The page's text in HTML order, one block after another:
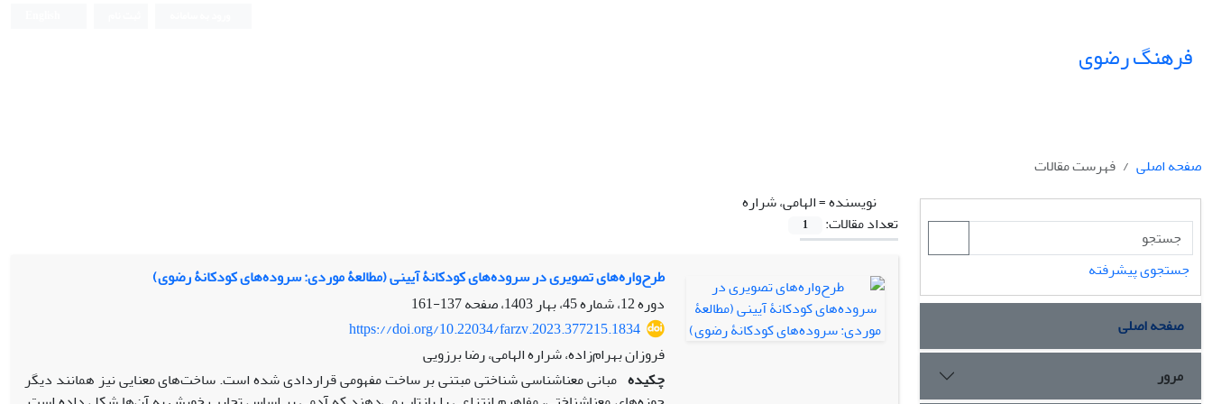
فرهنگ رضوی
صفحه اصلی
فهرست مقالات
نویسنده =الهامی، شراره
تعداد مقالات:
1
طرح‌واره‌های تصویری در سروده‌های کودکانۀ آیینی (مطالعۀ موردی: سروده‌های کودکانۀ رضوی)
دوره 12، شماره 45، بهار 1403، صفحه
137-161
https://doi.org/10.22034/farzv.2023.377215.1834
فروزان بهرام‌زاده، شراره الهامی، رضا برزویی
چکیده مبانی معناشناسی شناختی مبتنی بر ساخت مفهومی قراردادی شده ‌است. ساخت‌های معنایی نیز همانند دیگر
جستجوی پیشرفته
صفحه اصلی
مرور